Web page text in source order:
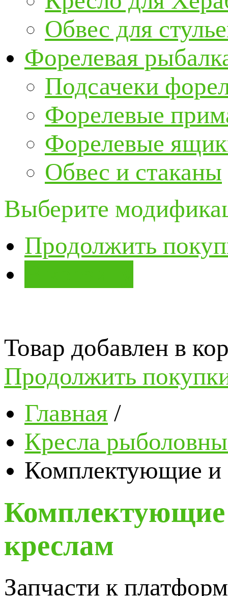
Обвес для
Форелевая
Подсачеки
Форелевые
Форелевые
Обвес и стаканы
Выберите
Продолжить
Товар добавлен в
Продолжить
Главная /
Кресла
Комплектующие и
Комплектующие
креслам
Запчасти к